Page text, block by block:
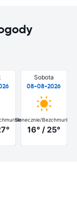
Sobota
08-08-2026
Słonecznie/Bezchmurnie
16° / 25°